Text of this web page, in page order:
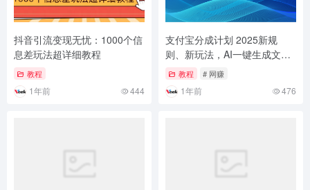
抖音引流变现无忧：1000个信
息差玩法超详细教程
教程
1年前 444
支付宝分成计划 2025新规
则、新玩法，AI一键生成文案
+视频，爆款赛道，新人也能
月入过万
教程 # 网赚
1年前 476